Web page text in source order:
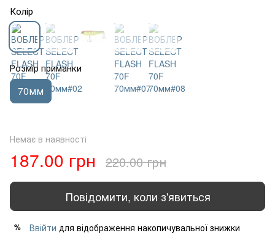
Колір
Розмір приманки
70мм
Немає в наявності
187.00 грн 220.00 грн
Повідомити, коли з'явиться
% Ввійти для відображення накопичувальної знижки